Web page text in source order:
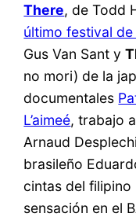
There, de Todd
último festival de
Gus Van Sant y
no mori) de la
documentales
L’aimeé, trabajo
Arnaud
brasileño
cintas del filipino
sensación en el